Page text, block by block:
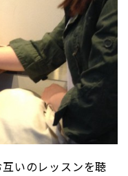
いのレッスンを聴